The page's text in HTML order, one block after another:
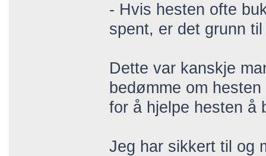
- Hvis hesten ofte
spent, er det grunn
Dette var kanskje
bedømme om
for å hjelpe hesten å
Jeg har sikkert til og